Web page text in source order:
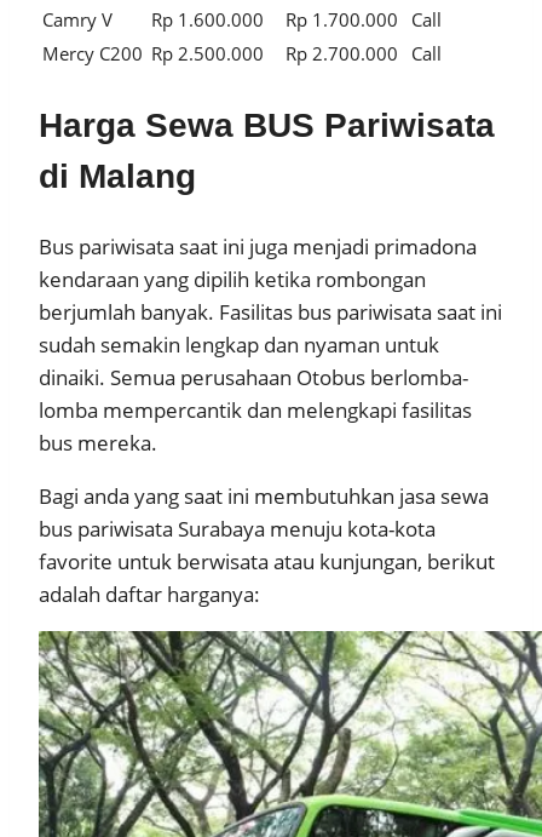
Camry V
Rp 1.600.000 Rp 1.700.000
Call
Mercy C200 Rp 2.500.000 Rp 2.700.000 Call
Harga Sewa BUS Pariwisata
di Malang
Bus pariwisata saat ini juga menjadi primadona
kendaraan yang dipilih ketika rombongan
berjumlah banyak. Fasilitas bus pariwisata saat ini
sudah semakin lengkap dan nyaman untuk
dinaiki. Semua perusahaan Otobus berlomba-
lomba mempercantik dan melengkapi fasilitas
bus mereka.
Bagi anda yang saat ini membutuhkan jasa sewa
bus pariwisata Surabaya menuju kota-kota
favorite untuk berwisata atau kunjungan, berikut
adalah daftar harganya: